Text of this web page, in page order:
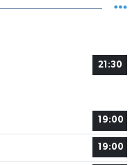
21:30
19:00
19:00